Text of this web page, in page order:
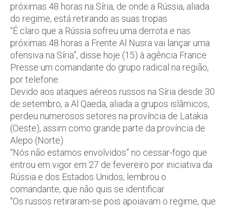
próximas 48 horas na Síria, de onde a Rússia, aliada
do regime, está retirando as suas tropas.
“É claro que a Rússia sofreu uma derrota e nas
próximas 48 horas a Frente Al Nusra vai lançar uma
ofensiva na Síria”, disse hoje (15) à agência France
Presse um comandante do grupo radical na região,
por telefone.
Devido aos ataques aéreos russos na Síria desde 30
de setembro, a Al Qaeda, aliada a grupos islâmicos,
perdeu numerosos setores na província de Latakia
(Oeste), assim como grande parte da província de
Alepo (Norte).
“Nós não estamos envolvidos” no cessar-fogo que
entrou em vigor em 27 de fevereiro por iniciativa da
Rússia e dos Estados Unidos, lembrou o
comandante, que não quis se identificar.
“Os russos retiraram-se pois apoiavam o regime, que